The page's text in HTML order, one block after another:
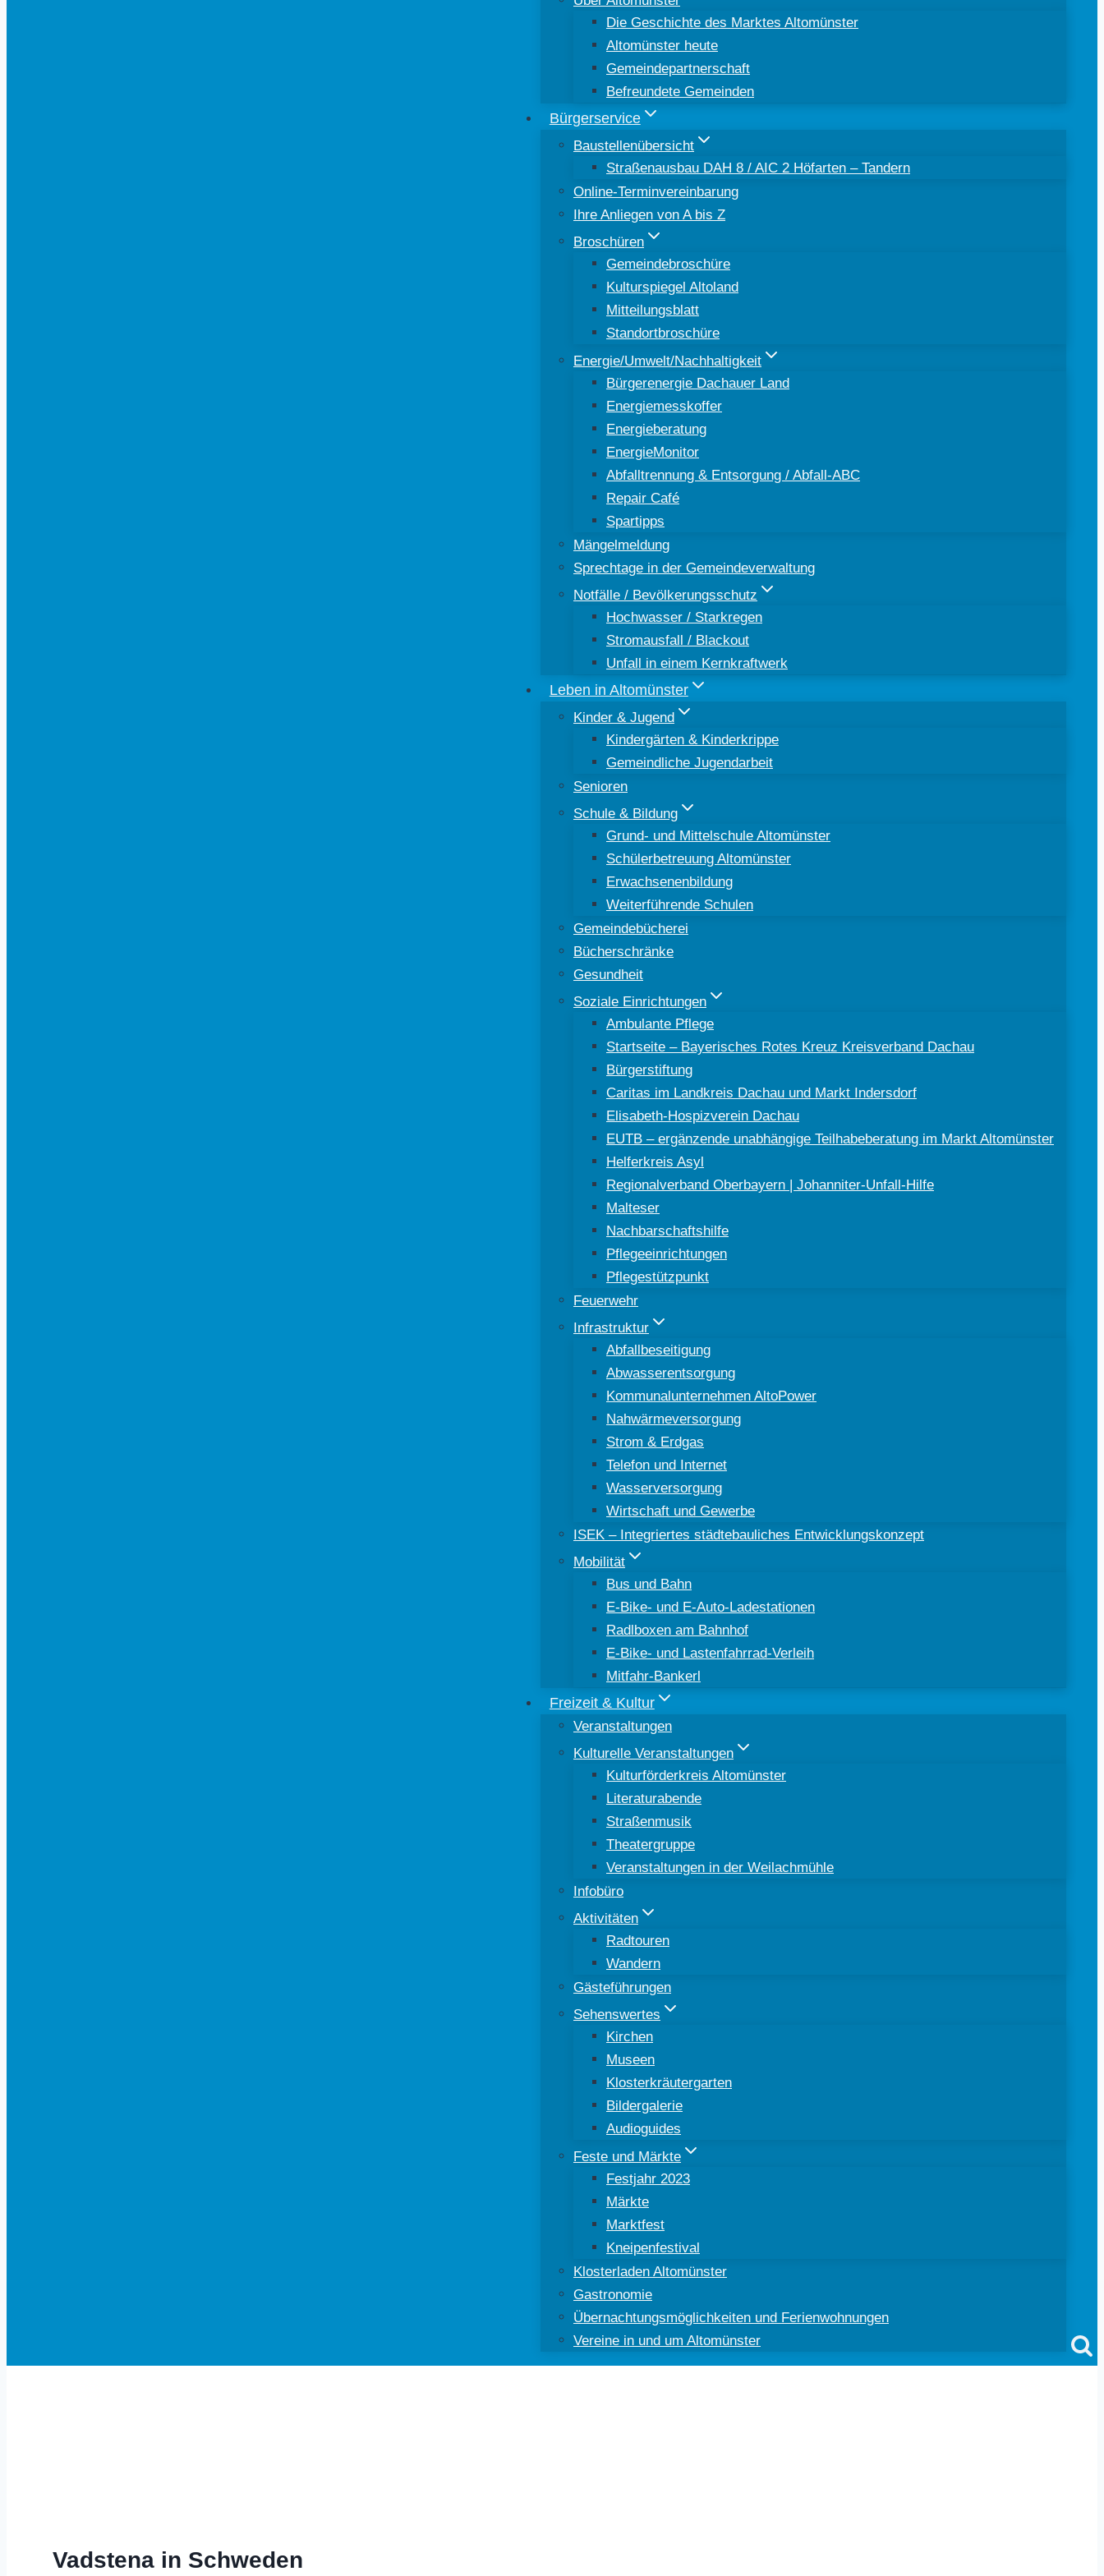
Die Geschichte des Marktes Altomünster
Altomünster heute
Gemeindepartnerschaft
Befreundete Gemeinden
Bürgerservice
Baustellenübersicht
Straßenausbau DAH 8 / AIC 2 Höfarten – Tandern
Online-Terminvereinbarung
Ihre Anliegen von A bis Z
Broschüren
Gemeindebroschüre
Kulturspiegel Altoland
Mitteilungsblatt
Standortbroschüre
Energie/Umwelt/Nachhaltigkeit
Bürgerenergie Dachauer Land
Energiemesskoffer
Energieberatung
EnergieMonitor
Abfalltrennung & Entsorgung / Abfall-ABC
Repair Café
Spartipps
Mängelmeldung
Sprechtage in der Gemeindeverwaltung
Notfälle / Bevölkerungsschutz
Hochwasser / Starkregen
Stromausfall / Blackout
Unfall in einem Kernkraftwerk
Leben in Altomünster
Kinder & Jugend
Kindergärten & Kinderkrippe
Gemeindliche Jugendarbeit
Senioren
Schule & Bildung
Grund- und Mittelschule Altomünster
Schülerbetreuung Altomünster
Erwachsenenbildung
Weiterführende Schulen
Gemeindebücherei
Bücherschränke
Gesundheit
Soziale Einrichtungen
Ambulante Pflege
Startseite – Bayerisches Rotes Kreuz Kreisverband Dachau
Bürgerstiftung
Caritas im Landkreis Dachau und Markt Indersdorf
Elisabeth-Hospizverein Dachau
EUTB – ergänzende unabhängige Teilhabeberatung im Markt Altomünster
Helferkreis Asyl
Regionalverband Oberbayern | Johanniter-Unfall-Hilfe
Malteser
Nachbarschaftshilfe
Pflegeeinrichtungen
Pflegestützpunkt
Feuerwehr
Infrastruktur
Abfallbeseitigung
Abwasserentsorgung
Kommunalunternehmen AltoPower
Nahwärmeversorgung
Strom & Erdgas
Telefon und Internet
Wasserversorgung
Wirtschaft und Gewerbe
ISEK – Integriertes städtebauliches Entwicklungskonzept
Mobilität
Bus und Bahn
E-Bike- und E-Auto-Ladestationen
Radlboxen am Bahnhof
E-Bike- und Lastenfahrrad-Verleih
Mitfahr-Bankerl
Freizeit & Kultur
Veranstaltungen
Kulturelle Veranstaltungen
Kulturförderkreis Altomünster
Literaturabende
Straßenmusik
Theatergruppe
Veranstaltungen in der Weilachmühle
Infobüro
Aktivitäten
Radtouren
Wandern
Gästeführungen
Sehenswertes
Kirchen
Museen
Klosterkräutergarten
Bildergalerie
Audioguides
Feste und Märkte
Festjahr 2023
Märkte
Marktfest
Kneipenfestival
Klosterladen Altomünster
Gastronomie
Übernachtungsmöglichkeiten und Ferienwohnungen
Vereine in und um Altomünster
Vadstena in Schweden